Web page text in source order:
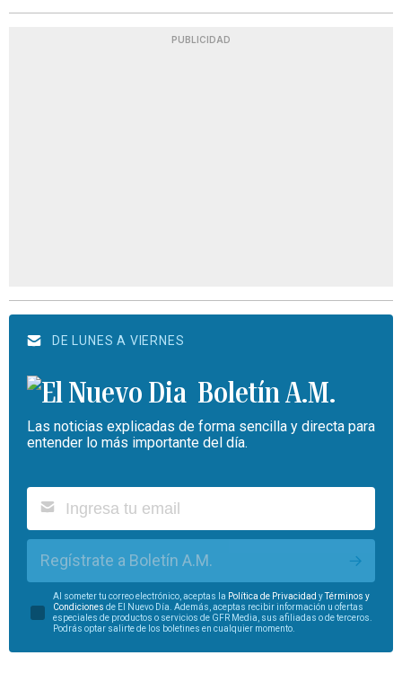
PUBLICIDAD
DE LUNES A VIERNES
Boletín A.M.
Las noticias explicadas de forma sencilla y directa para
entender lo más importante del día.
Regístrate a Boletín A.M.
Al someter tu correo electrónico, aceptas la Política de Privacidad yTérminos y
Condiciones de El Nuevo Día. Además, aceptas recibir información u ofertas
especiales de productos o servicios de GFR Media, sus afiliadas o de terceros.
Podrás optar salirte de los boletines en cualquier momento.